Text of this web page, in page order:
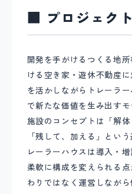
■ プロジェク
開発を手がけるつくる地
ける空き家・遊休不動産
を活かしながらトレーラ
で新たな価値を生み出す
施設のコンセプトは「解
「残して、加える」とい
レーラーハウスは導入・
柔軟に構成を変えられる
わりではなく運営しなが